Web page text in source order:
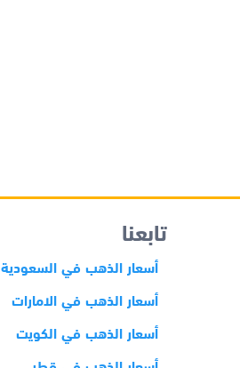
تابعنا
أسعار الذهب في السعودية
أسعار الذهب في الامارات
أسعار الذهب في الكويت